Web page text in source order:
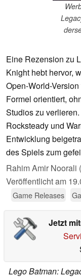
Eine Rezension zu
Knight hebt hervor,
Open-World-
Formel orientiert,
Studios zu
Rocksteady und
Entwicklung
des Spiels zum
Rahim Amir Noorali (
Veröffentlicht am
Game Releases
Jetzt
Lego Batman: